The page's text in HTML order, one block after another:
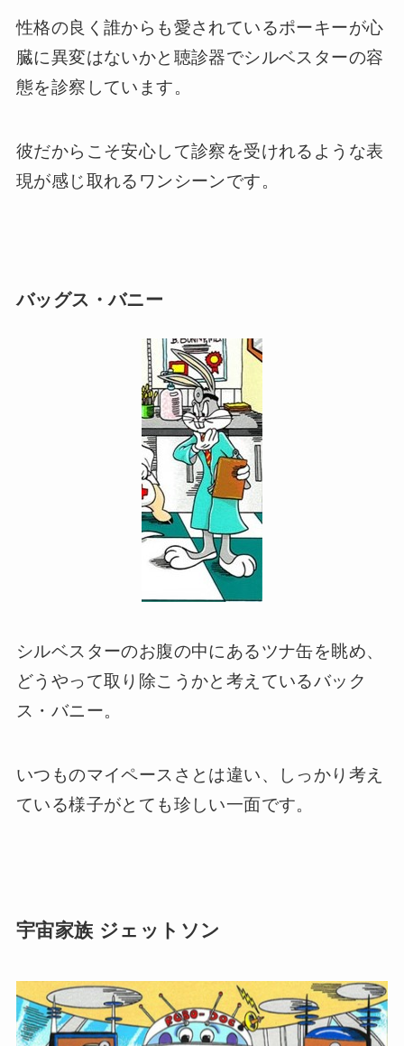
性格の良く誰からも愛されているポーキーが心
臓に異変はないかと聴診器でシルベスターの容
態を診察しています。
彼だからこそ安心して診察を受けれるような表
現が感じ取れるワンシーンです。
バッグス・バニー
シルベスターのお腹の中にあるツナ缶を眺め、
どうやって取り除こうかと考えているバック
ス・バニー。
いつものマイペースさとは違い、しっかり考え
ている様子がとても珍しい一面です。
宇宙家族 ジェットソン